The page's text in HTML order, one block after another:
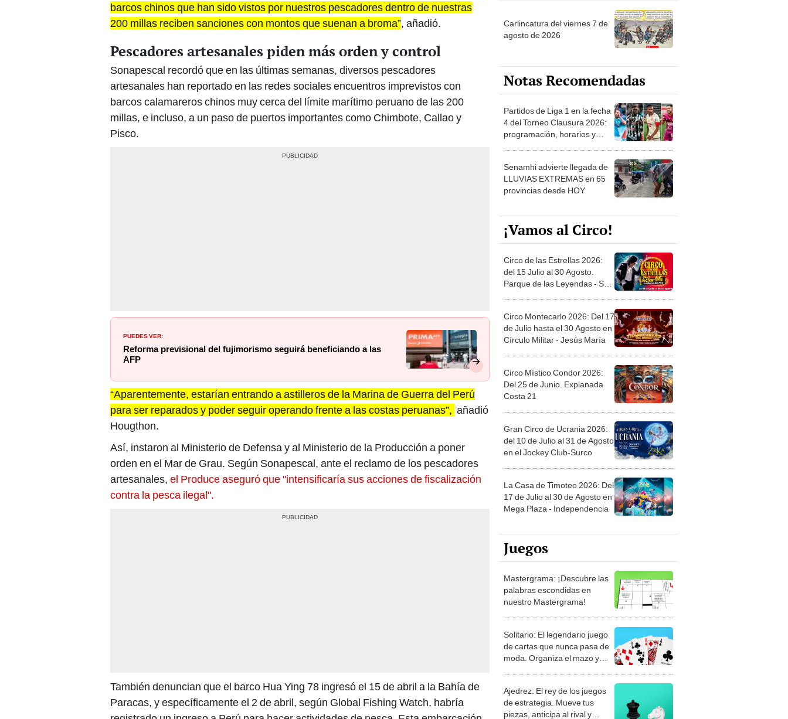
barcos chinos que han sido vistos por nuestros pescadores dentro de nuestras
200 millas reciben sanciones con montos que suenan a broma”, añadió.
Pescadores artesanales piden más orden y control
Sonapescal recordó que en las últimas semanas, diversos pescadores
artesanales han reportado en las redes sociales encuentros imprevistos con
barcos calamareros chinos muy cerca del límite marítimo peruano de las 200
millas, e incluso, a un paso de puertos importantes como Chimbote, Callao y
Pisco.
PUEDES VER:
Reforma previsional del fujimorismo seguirá beneficiando a las
AFP
“Aparentemente, estarían entrando a astilleros de la Marina de Guerra del Perú
para ser reparados y poder seguir operando frente a las costas peruanas”, añadió
Hougthon.
Así, instaron al Ministerio de Defensa y al Ministerio de la Producción a poner
orden en el Mar de Grau. Según Sonapescal, ante el reclamo de los pescadores
artesanales, el Produce aseguró que "intensificaría sus acciones de fiscalización
contra la pesca ilegal".
También denuncian que el barco Hua Ying 78 ingresó el 15 de abril a la Bahía de
Paracas, y específicamente el 2 de abril, según Global Fishing Watch, habría
Carlincatura del viernes 7 de
agosto de 2026
Notas Recomendadas
Partidos de Liga 1 en la fecha
4 del Torneo Clausura 2026:
programación, horarios y
Senamhi advierte llegada de
LLUVIAS EXTREMAS en 65
provincias desde HOY
¡Vamos al Circo!
Circo de las Estrellas 2026:
del 15 Julio al 30 Agosto.
Parque de las Leyendas - San
Circo Montecarlo 2026: Del 17
de Julio hasta el 30 Agosto en
Círculo Militar - Jesús María
Circo Místico Condor 2026:
Del 25 de Junio. Explanada
Costa 21
Gran Circo de Ucrania 2026:
del 10 de Julio al 31 de Agosto
en el Jockey Club-Surco
La Casa de Timoteo 2026: Del
17 de Julio al 30 de Agosto en
Mega Plaza - Independencia
Juegos
Mastergrama: ¡Descubre las
palabras escondidas en
nuestro Mastergrama!
Solitario: El legendario juego
de cartas que nunca pasa de
moda. Organiza el mazo y
Ajedrez: El rey de los juegos
de estrategia. Mueve tus
piezas, anticipa al rival y